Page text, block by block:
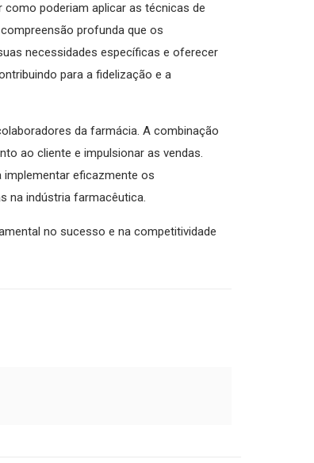
poderiam aplicar as técnicas de
profunda que os
necessidades específicas e oferecer
para a fidelização e a
da farmácia. A combinação
ao cliente e impulsionar as vendas.
eficazmente os
na indústria farmacêutica.
no sucesso e na competitividade